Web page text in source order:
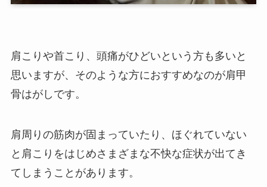
肩こりや首こり、頭痛がひどいという方も多いと
思いますが、そのような方におすすめなのが肩甲
骨はがしです。
肩周りの筋肉が固まっていたり、ほぐれていない
と肩こりをはじめさまざまな不快な症状が出てき
てしまうことがあります。